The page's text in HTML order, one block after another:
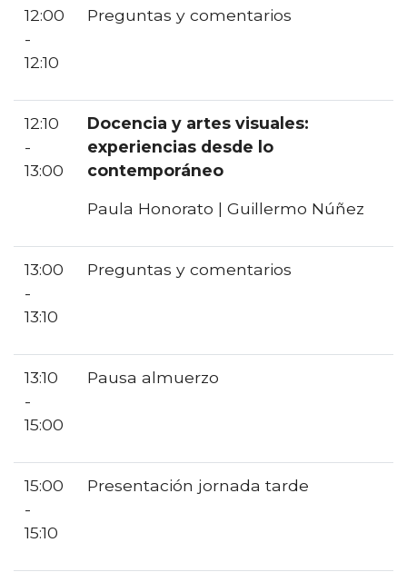
12:00
-
12:10
Preguntas y comentarios
12:10
-
13:00
Docencia y artes visuales:
experiencias desde lo
contemporáneo
Paula Honorato | Guillermo Núñez
13:00
-
13:10
Preguntas y comentarios
13:10
-
15:00
Pausa almuerzo
15:00
-
15:10
Presentación jornada tarde